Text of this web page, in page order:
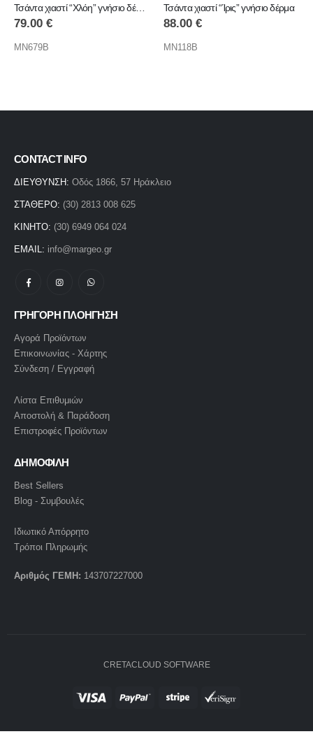
Τσάντα χιαστί “Χλόη” γνήσιο δέρμα Τσάντα χιαστί “Ίρις” γνήσιο δέρμα
CONTACT INFO
ΔΙΕΥΘΥΝΣΗ: Οδός 1866, 57 Ηράκλειο
ΣΤΑΘΕΡΟ: (30) 2813 008 625
ΚΙΝΗΤΟ: (30) 6949 064 024
EMAIL: info@margeo.gr
ΓΡΗΓΟΡΗ ΠΛΟΗΓΗΣΗ
Αγορά Προϊόντων
Επικοινωνίας - Χάρτης
Σύνδεση / Εγγραφή
Λίστα Επιθυμιών
Αποστολή & Παράδοση
Επιστροφές Προϊόντων
ΔΗΜΟΦΙΛΗ
Best Sellers
Blog - Συμβουλές
Ιδιωτικό Απόρρητο
Τρόποι Πληρωμής
Αριθμός ΓΕΜΗ: 143707227000
CRETACLOUD SOFTWARE